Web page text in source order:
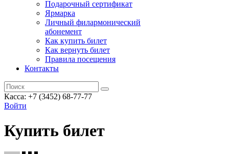
Подарочный сертификат
Ярмарка
Личный филармонический
абонемент
Как купить билет
Как вернуть билет
Правила посещения
Контакты
Касса: +7 (3452) 68-77-77
Войти
Купить билет